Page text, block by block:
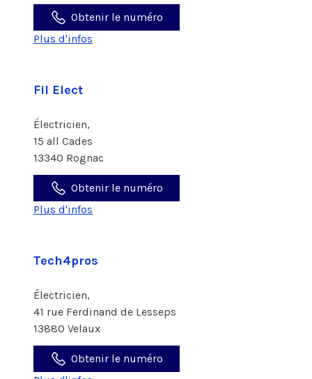
Obtenir le numéro
Plus d'infos
Fil Elect
Électricien,
15 all Cades
13340 Rognac
Obtenir le numéro
Plus d'infos
Tech4pros
Électricien,
41 rue Ferdinand de Lesseps
13880 Velaux
Obtenir le numéro